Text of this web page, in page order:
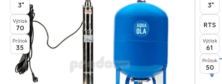
3"
Výtlak
70
Průtok
35
3"
RTS
Výtlak
61
Průtok
50